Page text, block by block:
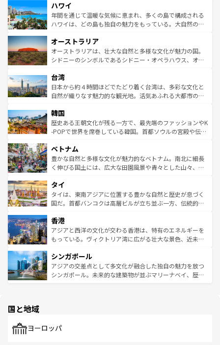
ば市内交通費無料で観光を楽しむこともできる。 なお、新
着のスイス情報はコンテンツ一覧 を参照してほしい。
のような巨大都市は、観光、ショッピング、エンターテイ
ンメントが詰まった刺激的なスポットだ。一方、アメリカ
西部には大自然が広がり、グランドキャニオンやイエロー
部のニューオーリンズでは、音楽と美食が融合した独特の
文化が魅力。旅行者はアメリカの各地域で異なる魅力を楽
しみながら、その多様性と豊かな歴史を感じることができ
ならではの贅沢な旅のスタイルだ。 なお、新着のアメリカ
情報はコンテンツ一覧を参照してほしい。
ハワイ
年間を通じて温暖な気候に恵まれ、多くの島で構成される
ハワイは、どの島も独自の魅力をもっている。大自然の神
ワイ島は見逃せない。また、定番の観光地といえばオアフ
島だが、静かな自然を求めるならマウイ島やカウアイ島が
おすすめ。エメラルドグリーンに輝く海をはじめ、豊かな
れるおもてなしの心で訪れる人々を迎えてくれるハワイの
人々、おいしいローカルフードやハワイアンミュージッ
ク、伝統的なフラダンスなど、すべてがハワイの魅力を彩
ワイを、存分に味わってほしい。 なお、新着のハワイ情報
はコンテンツ一覧を参照してほしい。
オーストラリア
オーストラリアは、壮大な自然と多様な文化が魅力の国。
シドニーのシンボルであるシドニー・オペラハウス、オー
リアリーフや大陸中央部にそびえるウルル（エアーズロッ
ク）、タスマニアの美しい原生林やケアンズの熱帯雨林な
ど、見どころがたくさん。また、カフェやワイン、オージ
いる。アクティビティも充実しており、サーフィンやダイ
ビング、ハイキングなど、アウトドア好きにはたまらな
い。オーストラリアの多彩な魅力を存分に味わいつくそ
参照してほしい。
台湾
日本から約４時間ほどでたどり着く台湾は、多彩な文化と
自然が織りなす魅力的な観光地。活気あふれる大都市の台
ン）、静ひつな山岳地帯である台湾東部など、都市の喧騒
と山間の静けさが共存しており、訪れる人に新しい発見と
驚きをもたらしてくれる。また、奥深い台湾の食文化も魅
容にもいいと評判のスイーツなど、バラエティ豊かな料理
が味わえる。 なお、新着の台湾情報は コンテンツ一覧を参
照してほしい。
韓国
歴史ある王朝文化が残る一方で、最先端のファッションやK
-POPで世界を席巻している韓国。首都ソウルの宮殿や伝統
き、地方に足を延ばせば四季折々の自然美を楽しむことが
できる。そして、キムチや焼肉、絶品のストリートフード
まで、さまざまな韓国料理が待っている。夜には、韓国な
リティに包まれながら、韓国の多彩な魅力を心ゆくまで味
わってみてほしい。 なお、新着の韓国情報はコンテンツ一
覧を参照してほしい。
ベトナム
豊かな自然と多様な文化が魅力的なベトナム。南北に細長
く伸びる国土には、広大な田園風景や青々とした山々、世
急速な発展と共に伝統が息づく。ハノイの古い町並みやホ
ーチミン市のフランス統治時代の建物も、独特の雰囲気を
醸し出している。また、バラエティの豊かさとおいしさで
とつ。フォーやバインミー、ベトナムコーヒーなどは、ぜ
ひ現地で味わいたい。どの地域を訪れてもあたたかい人々
が旅行者を迎えてくれるので、きっと忘れられない旅にな
参照してほしい。
タイ
タイは、東南アジアに位置する豊かな自然と歴史が息づく
国だ。首都バンコクは高層ビルが立ち並ぶ一方、伝統的な
の活気が交差している。北部ではチェンマイなどの山岳地
帯で自然と触れ合い、南部ではプーケットやクラビの美し
いビーチでリゾート気分を楽しむことができる。タイ料理
激する。気候は一年中温暖で、どの季節にも異なる楽しみ
が待っている。親しみやすいタイの人々、仏教を中心とし
た文化、そして多様な観光資源が、訪れる旅人を魅了し続
香港
アジアと西洋の文化が交わる香港は、特有のエネルギーを
もっている。ヴィクトリア湾に広がる壮大な景色、近未来
み、どこを訪れても感動するはず。観光スポットが密集し
ており、効率よく見どころを回れるのも魅力。息をのむよ
うな絶景から文化的な体験まで、香港を存分に楽しみ尽く
シンガポール
アジアの交差点として多文化が融合した独自の魅力を放つ
シンガポール。未来的な建築物が並ぶマリーナベイ、歴史
で、ホーカーズは地元の風情を楽しめる外せないスポット
国と地域
ヨーロッパ